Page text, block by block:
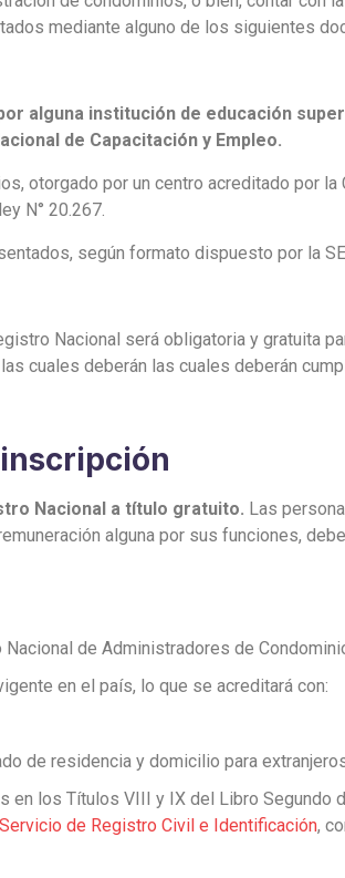
mediante alguno de los siguientes
alguna institución de educación
de Capacitación y Empleo.
otorgado por un centro acreditado por
N° 20.267.
según formato dispuesto por la
Nacional será obligatoria y gratuita
cuales deberán las cuales deberán
Nacional a título gratuito. Las
alguna por sus funciones,
de Administradores de
en el país, lo que se acreditará con:
de residencia y domicilio para
los Títulos VIII y IX del Libro Segundo
Servicio de Registro Civil e Identificación,